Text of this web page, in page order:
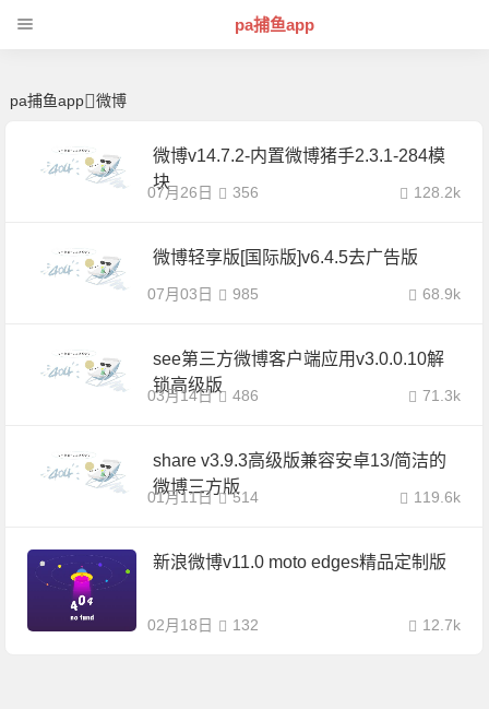
pa捕鱼app
pa捕鱼app 微博
微博v14.7.2-内置微博猪手2.3.1-284模
块
07月26日 128.2k
356
微博轻享版[国际版]v6.4.5去广告版
07月03日 68.9k
985
see第三方微博客户端应用v3.0.0.10解
锁高级版
03月14日 71.3k
486
share v3.9.3高级版兼容安卓13/简洁的
微博三方版
01月11日 119.6k
514
新浪微博v11.0 moto edges精品定制版
02月18日 12.7k
132